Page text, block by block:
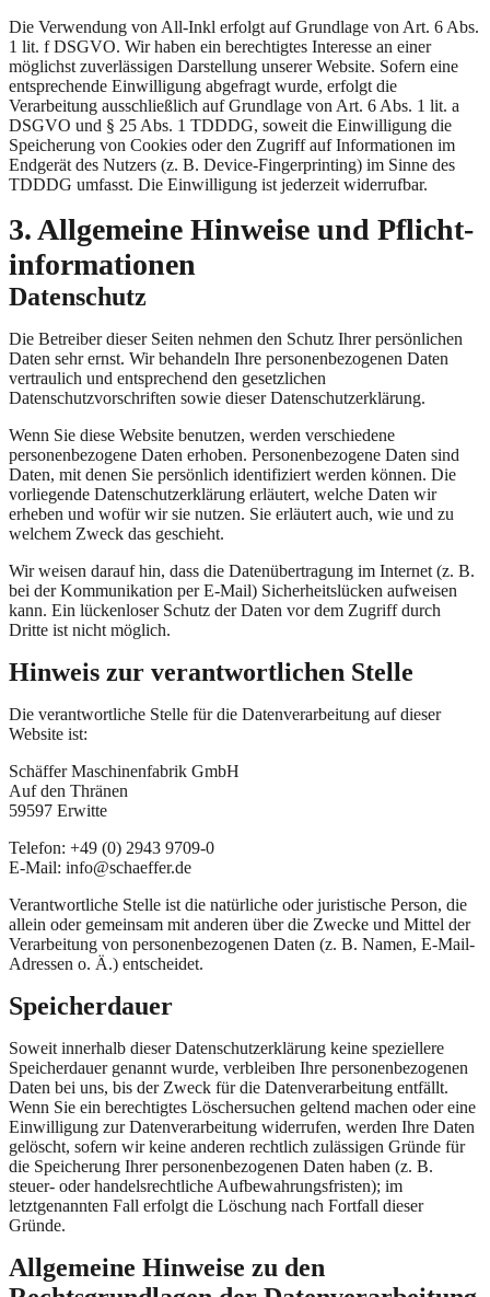
Die Verwendung von All-Inkl erfolgt auf Grundlage von Art. 6 Abs.
1 lit. f DSGVO. Wir haben ein berechtigtes Interesse an einer
möglichst zuverlässigen Darstellung unserer Website. Sofern eine
entsprechende Einwilligung abgefragt wurde, erfolgt die
Verarbeitung ausschließlich auf Grundlage von Art. 6 Abs. 1 lit. a
DSGVO und § 25 Abs. 1 TDDDG, soweit die Einwilligung die
Speicherung von Cookies oder den Zugriff auf Informationen im
Endgerät des Nutzers (z. B. Device-Fingerprinting) im Sinne des
TDDDG umfasst. Die Einwilligung ist jederzeit widerrufbar.
3. Allgemeine Hinweise und Pflicht­
informationen
Datenschutz
Die Betreiber dieser Seiten nehmen den Schutz Ihrer persönlichen
Daten sehr ernst. Wir behandeln Ihre personenbezogenen Daten
vertraulich und entsprechend den gesetzlichen
Datenschutzvorschriften sowie dieser Datenschutzerklärung.
Wenn Sie diese Website benutzen, werden verschiedene
personenbezogene Daten erhoben. Personenbezogene Daten sind
Daten, mit denen Sie persönlich identifiziert werden können. Die
vorliegende Datenschutzerklärung erläutert, welche Daten wir
erheben und wofür wir sie nutzen. Sie erläutert auch, wie und zu
welchem Zweck das geschieht.
Wir weisen darauf hin, dass die Datenübertragung im Internet (z. B.
bei der Kommunikation per E-Mail) Sicherheitslücken aufweisen
kann. Ein lückenloser Schutz der Daten vor dem Zugriff durch
Dritte ist nicht möglich.
Hinweis zur verantwortlichen Stelle
Die verantwortliche Stelle für die Datenverarbeitung auf dieser
Website ist:
Schäffer Maschinenfabrik GmbH
Auf den Thränen
59597 Erwitte
Telefon: +49 (0) 2943 9709-0
E-Mail: info@schaeffer.de
Verantwortliche Stelle ist die natürliche oder juristische Person, die
allein oder gemeinsam mit anderen über die Zwecke und Mittel der
Verarbeitung von personenbezogenen Daten (z. B. Namen, E-Mail-
Adressen o. Ä.) entscheidet.
Speicherdauer
Soweit innerhalb dieser Datenschutzerklärung keine speziellere
Speicherdauer genannt wurde, verbleiben Ihre personenbezogenen
Daten bei uns, bis der Zweck für die Datenverarbeitung entfällt.
Wenn Sie ein berechtigtes Löschersuchen geltend machen oder eine
Einwilligung zur Datenverarbeitung widerrufen, werden Ihre Daten
gelöscht, sofern wir keine anderen rechtlich zulässigen Gründe für
die Speicherung Ihrer personenbezogenen Daten haben (z. B.
steuer- oder handelsrechtliche Aufbewahrungsfristen); im
letztgenannten Fall erfolgt die Löschung nach Fortfall dieser
Gründe.
Allgemeine Hinweise zu den